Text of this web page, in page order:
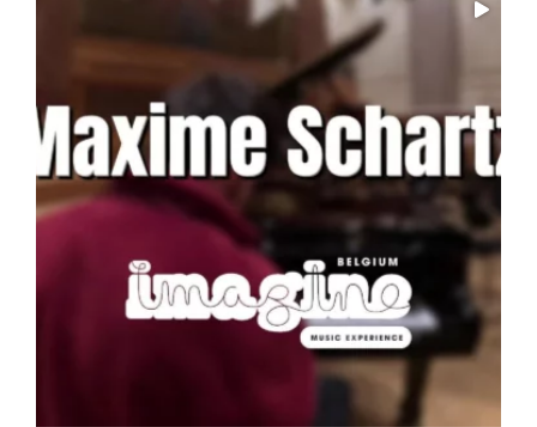
Il ne reste que 10 jours pour sauter le pas :
5